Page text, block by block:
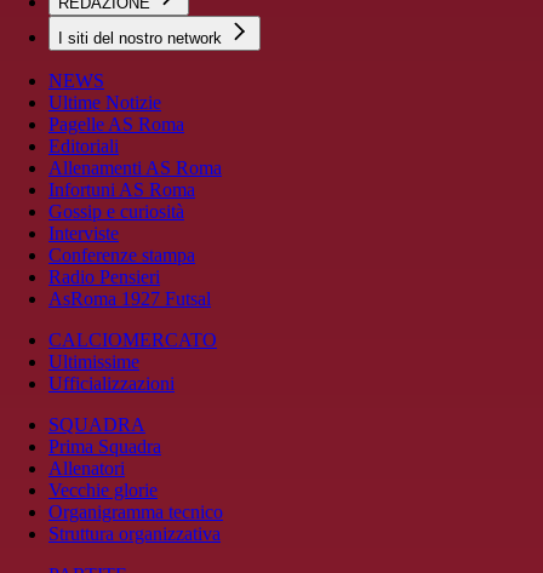
I siti del nostro network
NEWS
Ultime Notizie
Pagelle AS Roma
Editoriali
Allenamenti AS Roma
Infortuni AS Roma
Gossip e curiosità
Interviste
Conferenze stampa
Radio Pensieri
AsRoma 1927 Futsal
CALCIOMERCATO
Ultimissime
Ufficializzazioni
SQUADRA
Prima Squadra
Allenatori
Vecchie glorie
Organigramma tecnico
Struttura organizzativa